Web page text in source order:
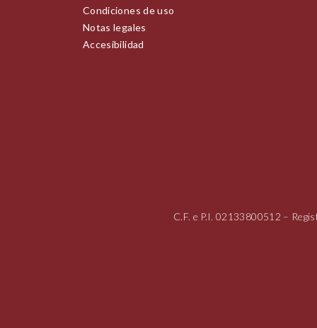
Condiciones de uso
Notas legales
Accesibilidad
C.F. e P.I.02133800512 –